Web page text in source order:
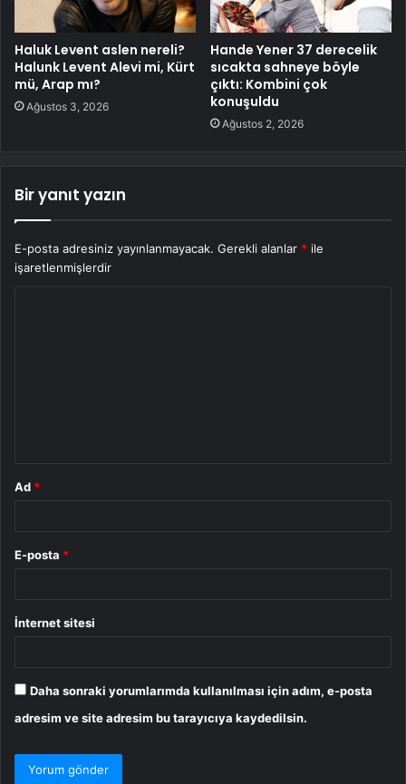
Haluk Levent aslen nereli?
Halunk Levent Alevi mi, Kürt
mü, Arap mı?
Ağustos 3, 2026
Hande Yener 37 derecelik
sıcakta sahneye böyle
çıktı: Kombini çok
konuşuldu
Ağustos 2, 2026
Bir yanıt yazın
E-posta adresiniz yayınlanmayacak. Gerekli alanlar * ile
işaretlenmişlerdir
Ad *
E-posta *
İnternet sitesi
Daha sonraki yorumlarımda kullanılması için adım, e-posta
adresim ve site adresim bu tarayıcıya kaydedilsin.